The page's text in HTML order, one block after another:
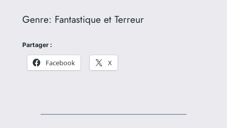
Genre: Fantastique et Terreur
Partager :
Facebook X